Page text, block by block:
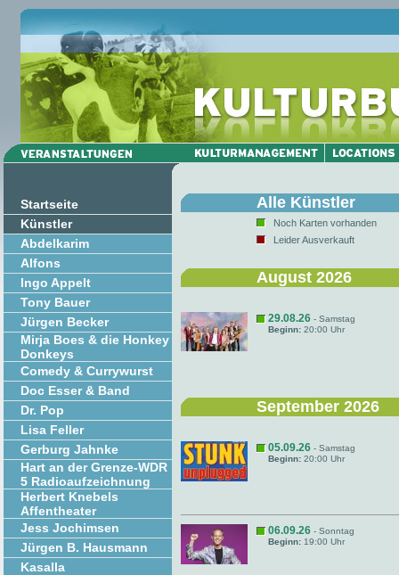
Startseite
Künstler
Abdelkarim
Alfons
Ingo Appelt
Tony Bauer
Jürgen Becker
Mirja Boes & die Honkey
Donkeys
Comedy & Currywurst
Doc Esser & Band
Dr. Pop
Lisa Feller
Gerburg Jahnke
Hart an der Grenze-WDR
5 Radioaufzeichnung
Herbert Knebels
Affentheater
Jess Jochimsen
Jürgen B. Hausmann
Kasalla
Alle Künstler
Noch Karten vorhanden
Leider Ausverkauft
August 2026
29.08.26 - Samstag
Beginn: 20:00 Uhr
September 2026
05.09.26 - Samstag
Beginn: 20:00 Uhr
06.09.26 - Sonntag
Beginn: 19:00 Uhr